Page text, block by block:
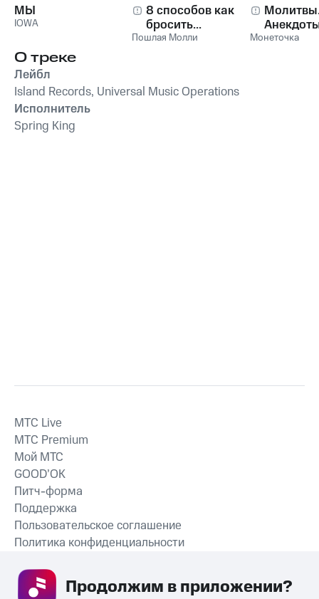
МЫ
IOWA
8 способов как
бросить...
Пошлая Молли Монеточка
О треке
Лейбл
Island Records, Universal Music Operations
Исполнитель
Spring King
СКАЧАТЬ ПРИЛОЖЕНИЕ
MTС Live
MTС Premium
Мой МТС
GOOD’OK
Питч-форма
Поддержка
Пользовательское соглашение
Политика конфиденциальности